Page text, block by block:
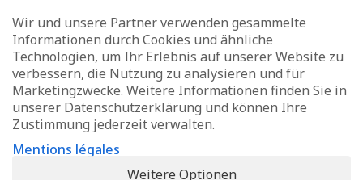
Mit Unterstützung des
Datenschutz und Verwaltung von Cookies
Rechtliche Hinweise
Wir und unsere Partner verwenden gesammelte
Informationen durch Cookies und ähnliche
Technologien, um Ihr Erlebnis auf unserer Website zu
verbessern, die Nutzung zu analysieren und für
Marketingzwecke. Weitere Informationen finden Sie in
unserer Datenschutzerklärung und können Ihre
Zustimmung jederzeit verwalten.
Mentions légales
Weitere Optionen